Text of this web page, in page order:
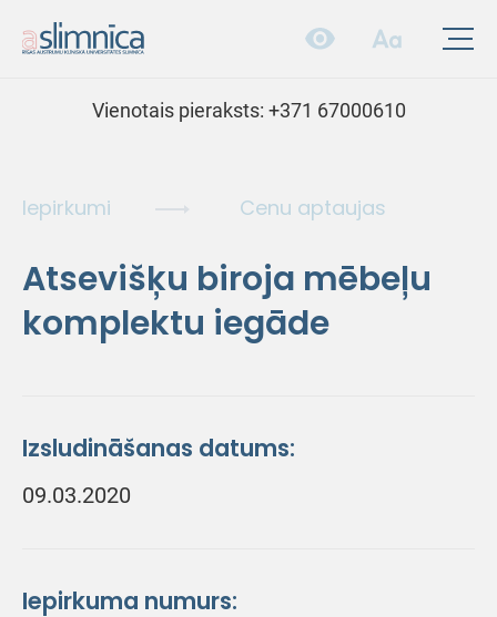
Vienotais pieraksts: +371 67000610
Iepirkumi Cenu aptaujas
Atsevišķu biroja mēbeļu
komplektu iegāde
Izsludināšanas datums:
09.03.2020
Iepirkuma numurs: